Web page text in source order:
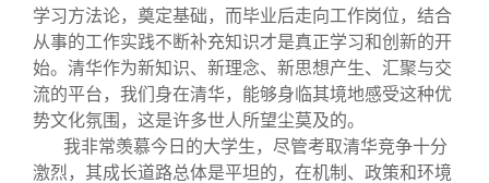
学习方法论，奠定基础，而毕业后走向工作岗位，结合
从事的工作实践不断补充知识才是真正学习和创新的开
始。清华作为新知识、新理念、新思想产生、汇聚与交
流的平台，我们身在清华，能够身临其境地感受这种优
势文化氛围，这是许多世人所望尘莫及的。
我非常羡慕今日的大学生，尽管考取清华竞争十分
激烈，其成长道路总体是平坦的，在机制、政策和环境